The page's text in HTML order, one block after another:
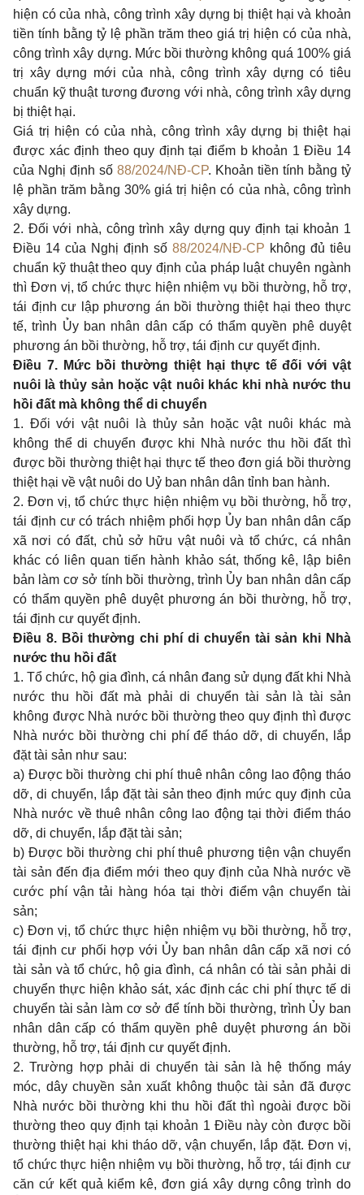
hiện có của nhà, công trình xây dựng bị thiệt hại và khoản
tiền tính bằng tỷ lệ phần trăm theo giá trị hiện có của nhà,
công trình xây dựng. Mức bồi thường không quá 100% giá
trị xây dựng mới của nhà, công trình xây dựng có tiêu
chuẩn kỹ thuật tương đương với nhà, công trình xây dựng
bị thiệt hại.
Giá trị hiện có của nhà, công trình xây dựng bị thiệt hại
được xác định theo quy định tại điểm b khoản 1 Điều 14
của Nghị định số 88/2024/NĐ-CP. Khoản tiền tính bằng tỷ
lệ phần trăm bằng 30% giá trị hiện có của nhà, công trình
xây dựng.
2. Đối với nhà, công trình xây dựng quy định tại khoản 1
Điều 14 của Nghị định số 88/2024/NĐ-CP không đủ tiêu
chuẩn kỹ thuật theo quy định của pháp luật chuyên ngành
thì Đơn vị, tổ chức thực hiện nhiệm vụ bồi thường, hỗ trợ,
tái định cư lập phương án bồi thường thiệt hại theo thực
tế, trình Ủy ban nhân dân cấp có thẩm quyền phê duyệt
phương án bồi thường, hỗ trợ, tái định cư quyết định.
Điều 7. Mức bồi thường thiệt hại thực tế đối với vật
nuôi là thủy sản hoặc vật nuôi khác khi nhà nước thu
hồi đất mà không thể di chuyển
1. Đối với vật nuôi là thủy sản hoặc vật nuôi khác mà
không thể di chuyển được khi Nhà nước thu hồi đất thì
được bồi thường thiệt hại thực tế theo đơn giá bồi thường
thiệt hại về vật nuôi do Uỷ ban nhân dân tỉnh ban hành.
2. Đơn vị, tổ chức thực hiện nhiệm vụ bồi thường, hỗ trợ,
tái định cư có trách nhiệm phối hợp Ủy ban nhân dân cấp
xã nơi có đất, chủ sở hữu vật nuôi và tổ chức, cá nhân
khác có liên quan tiến hành khảo sát, thống kê, lập biên
bản làm cơ sở tính bồi thường, trình Ủy ban nhân dân cấp
có thẩm quyền phê duyệt phương án bồi thường, hỗ trợ,
tái định cư quyết định.
Điều 8. Bồi thường chi phí di chuyển tài sản khi Nhà
nước thu hồi đất
1. Tổ chức, hộ gia đình, cá nhân đang sử dụng đất khi Nhà
nước thu hồi đất mà phải di chuyển tài sản là tài sản
không được Nhà nước bồi thường theo quy định thì được
Nhà nước bồi thường chi phí để tháo dỡ, di chuyển, lắp
đặt tài sản như sau:
a) Được bồi thường chi phí thuê nhân công lao động tháo
dỡ, di chuyển, lắp đặt tài sản theo định mức quy định của
Nhà nước về thuê nhân công lao động tại thời điểm tháo
dỡ, di chuyển, lắp đặt tài sản;
b) Được bồi thường chi phí thuê phương tiện vận chuyển
tài sản đến địa điểm mới theo quy định của Nhà nước về
cước phí vận tải hàng hóa tại thời điểm vận chuyển tài
sản;
c) Đơn vị, tổ chức thực hiện nhiệm vụ bồi thường, hỗ trợ,
tái định cư phối hợp với Ủy ban nhân dân cấp xã nơi có
tài sản và tổ chức, hộ gia đình, cá nhân có tài sản phải di
chuyển thực hiện khảo sát, xác định các chi phí thực tế di
chuyển tài sản làm cơ sở để tính bồi thường, trình Ủy ban
nhân dân cấp có thẩm quyền phê duyệt phương án bồi
thường, hỗ trợ, tái định cư quyết định.
2. Trường hợp phải di chuyển tài sản là hệ thống máy
móc, dây chuyền sản xuất không thuộc tài sản đã được
Nhà nước bồi thường khi thu hồi đất thì ngoài được bồi
thường theo quy định tại khoản 1 Điều này còn được bồi
thường thiệt hại khi tháo dỡ, vận chuyển, lắp đặt. Đơn vị,
tổ chức thực hiện nhiệm vụ bồi thường, hỗ trợ, tái định cư
căn cứ kết quả kiểm kê, đơn giá xây dựng công trình do